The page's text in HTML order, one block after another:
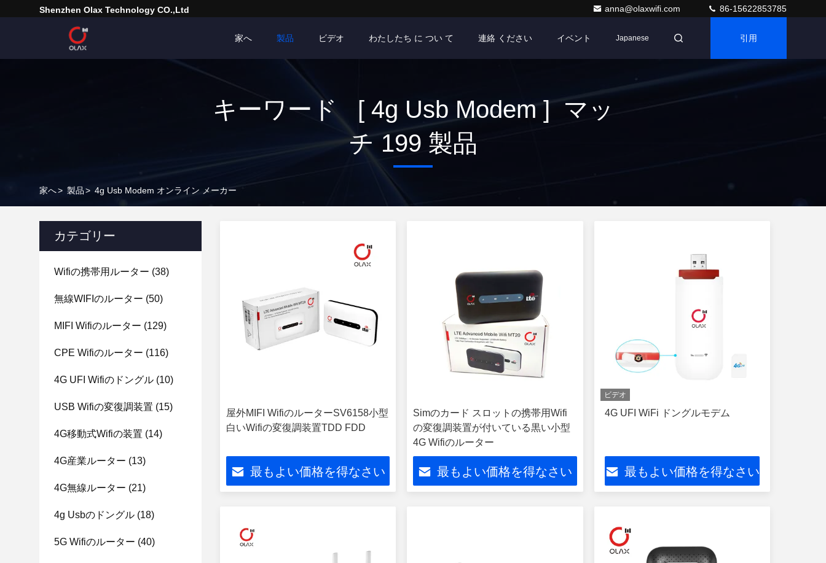
Shenzhen Olax Technology CO.,Ltd anna@olaxwifi.com 86-15622853785
家へ 製品 ビデオ わたしたち に つい て 連絡 ください イベント Japanese 引用
キーワード [ 4g Usb Modem ] マッ
チ 199 製品
家へ> 製品> 4g Usb Modem オンライン メーカー
カテゴリー
Wifiの携帯用ルーター (38)
無線WIFIのルーター (50)
MIFI Wifiのルーター (129)
CPE Wifiのルーター (116)
4G UFI Wifiのドングル (10)
USB Wifiの変復調装置 (15)
4G移動式Wifiの装置 (14)
4G産業ルーター (13)
4G無線ルーター (21)
4g Usbのドングル (18)
5G Wifiのルーター (40)
屋外MIFI WifiのルーターSV6158小型
白いWifiの変復調装置TDD FDD
最もよい価格を得なさい
Simのカード スロットの携帯用Wifi
の変復調装置が付いている黒い小型
4G Wifiのルーター
最もよい価格を得なさい
ビデオ
4G UFI WiFi ドングルモデム
最もよい価格を得なさい